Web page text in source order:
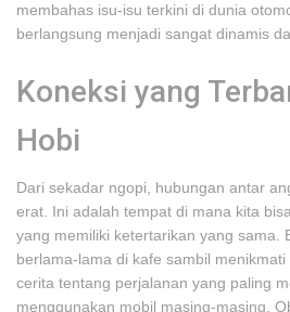
membahas isu-isu terkini di dunia
berlangsung menjadi sangat dinamis
Koneksi yang
Hobi
Dari sekadar ngopi, hubungan antar
erat. Ini adalah tempat di mana kita
yang memiliki ketertarikan yang sama.
berlama-lama di kafe sambil
cerita tentang perjalanan yang paling
menggunakan mobil masing-masing.